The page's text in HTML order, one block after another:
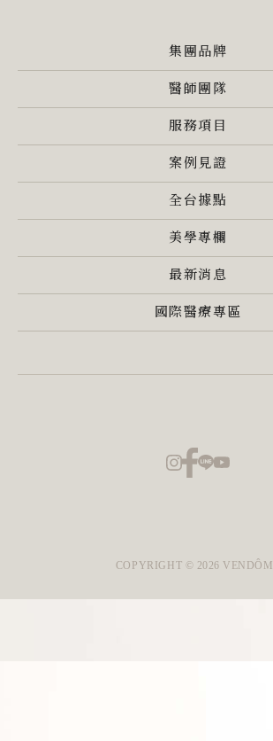
集團品牌
醫師團隊
服務項目
案例見證
全台據點
美學專欄
最新消息
國際醫療專區
COPYRIGHT © 2026